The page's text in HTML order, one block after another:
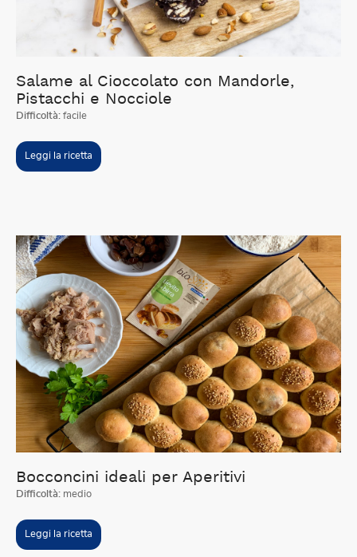
Salame al Cioccolato con Mandorle,
Pistacchi e Nocciole
Difficoltà: facile
Leggi la ricetta
Bocconcini ideali per Aperitivi
Difficoltà: medio
Leggi la ricetta